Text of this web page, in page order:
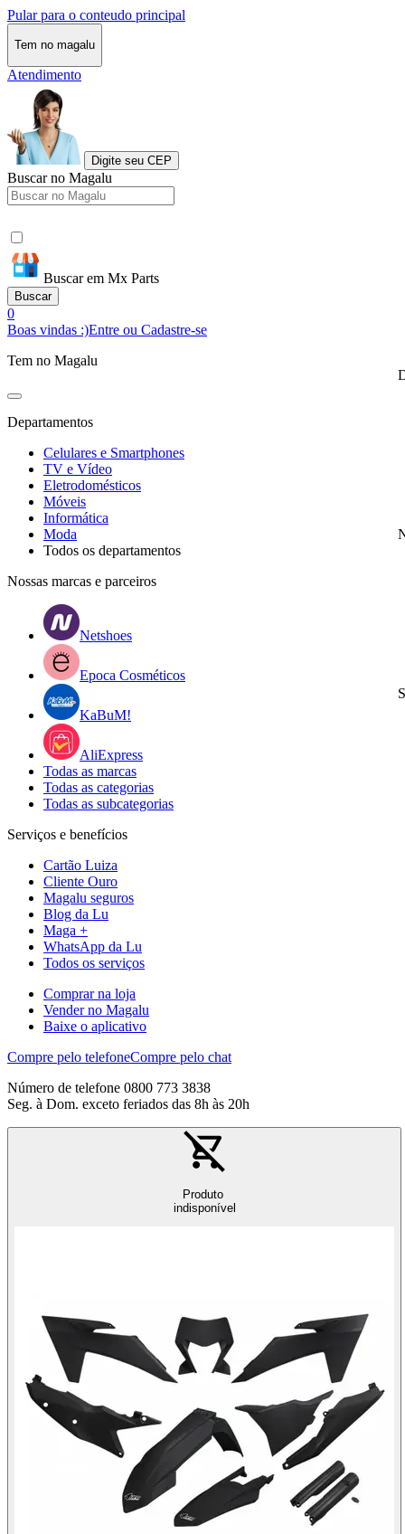
Pular para o conteudo principal
Tem no magalu
Atendimento
Digite seu CEP
Buscar no Magalu
Buscar em Mx Parts
Buscar
0
Boas vindas :)Entre ou Cadastre-se
Tem no Magalu
Departamentos
Celulares e Smartphones
TV e Vídeo
Eletrodomésticos
Móveis
Informática
Moda
Todos os departamentos
Nossas marcas e parceiros
Netshoes
Epoca Cosméticos
KaBuM!
AliExpress
Todas as marcas
Todas as categorias
Todas as subcategorias
Serviços e benefícios
Cartão Luiza
Cliente Ouro
Magalu seguros
Blog da Lu
Maga +
WhatsApp da Lu
Todos os serviços
Comprar na loja
Vender no Magalu
Baixe o aplicativo
Compre pelo telefoneCompre pelo chat
Número de telefone 0800 773 3838
Seg. à Dom. exceto feriados das 8h às 20h
Produto
indisponível